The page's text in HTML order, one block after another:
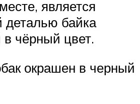
является
деталью байка
чёрный цвет.
окрашен в черный